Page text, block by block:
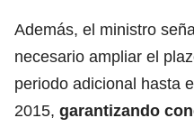
Además, el ministro
necesario ampliar el
periodo adicional hasta
2015, garantizando